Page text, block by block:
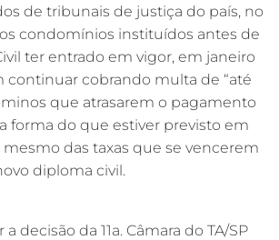
de tribunais de justiça do país, no
condomínios instituídos antes de
ter entrado em vigor, em janeiro
continuar cobrando multa de “até
que atrasarem o pagamento
forma do que estiver previsto em
das taxas que se vencerem
diploma civil.
decisão da 11a. Câmara do TA/SP